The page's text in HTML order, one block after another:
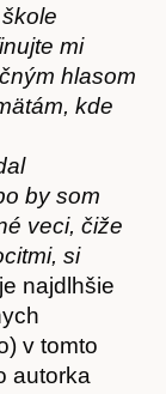
mi
hlasom
kde
by som
veci, čiže
si
najdlhšie
v tomto
autorka